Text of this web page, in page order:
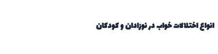
انواع اختلالات خواب در نوزادان و کودکان